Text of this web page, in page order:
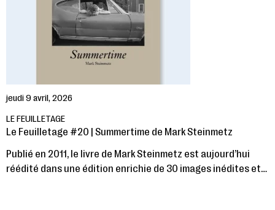
jeudi 9 avril, 2026
LE FEUILLETAGE
Le Feuilletage #20 | Summertime de Mark Steinmetz
Publié en 2011, le livre de Mark Steinmetz est aujourd’hui
réédité dans une édition enrichie de 30 images inédites et…